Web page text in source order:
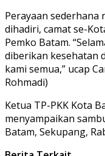
Perayaan sederhana
dihadiri, camat se-
Pemko Batam.
diberikan kesehatan
kami semua,” ucap
Rohmadi)
Ketua TP-PKK Kota
menyampaikan
Batam, Sekupang,